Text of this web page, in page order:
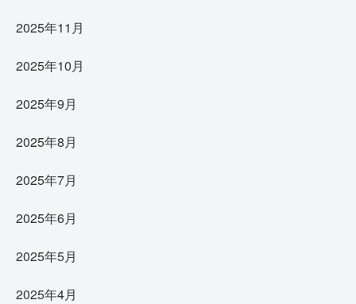
2025年11月
2025年10月
2025年9月
2025年8月
2025年7月
2025年6月
2025年5月
2025年4月